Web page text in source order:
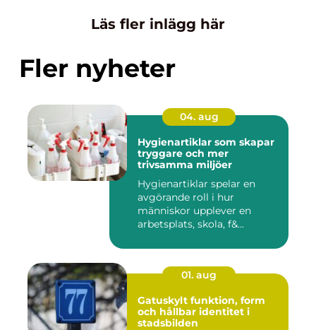
Läs fler inlägg här
Fler nyheter
04. aug
Hygienartiklar som skapar
tryggare och mer
trivsamma miljöer
Hygienartiklar spelar en
avgörande roll i hur
människor upplever en
arbetsplats, skola, f&...
01. aug
Gatuskylt funktion, form
och hållbar identitet i
stadsbilden